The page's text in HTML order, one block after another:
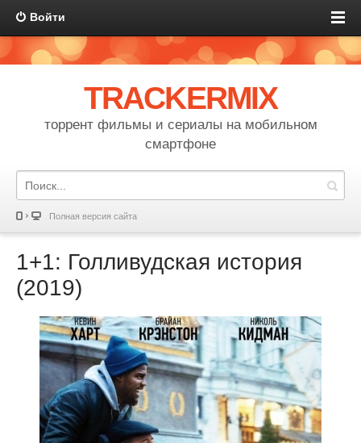
Войти
TRACKERMIX
торрент фильмы и сериалы на мобильном
смартфоне
Полная версия сайта
1+1: Голливудская история
(2019)